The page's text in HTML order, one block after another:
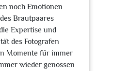
noch Emotionen
Brautpaares
Expertise und
des Fotografen
Momente für immer
wieder genossen